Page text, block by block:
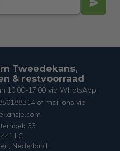
Tweedekans,
& restvoorraad
10:00-17:00 via WhatsApp
of mail ons via
33
LC
Nederland